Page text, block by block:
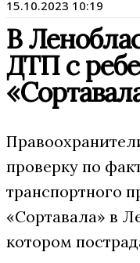
15.10.2023 10:19
В
ДТП с
проверку по
транспортного
«Сортавала» в
котором